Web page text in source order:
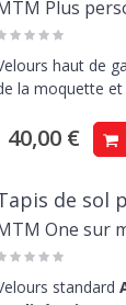
Plus
haut de
la moquette et
40,00 €
de sol
One sur
standard